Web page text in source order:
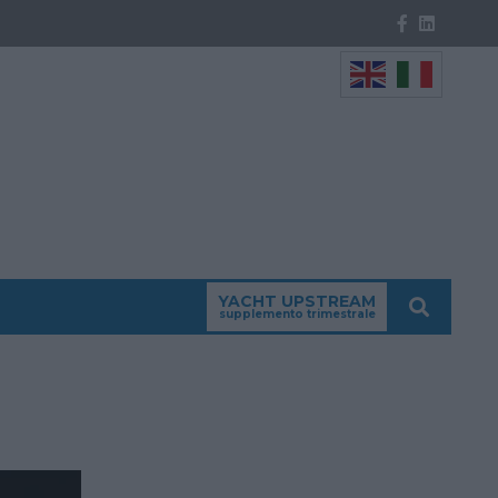
YACHT UPSTREAM
supplemento trimestrale